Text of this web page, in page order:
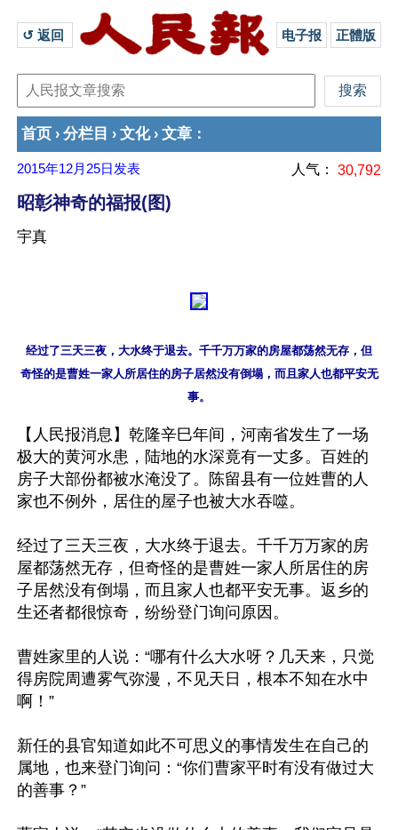
↺ 返回 电子报 正體版
首页 › 分栏目 › 文化› 文章 ：
2015年12月25日 发表 人气： 30,792
昭彰神奇的福报(图)
宇真
经过了三天三夜，大水终于退去。千千万万家的房屋都荡然无存，但
奇怪的是曹姓一家人所居住的房子居然没有倒塌，而且家人也都平安无
【人民报消息】乾隆辛巳年间，河南省发生了一场
极大的黄河水患，陆地的水深竟有一丈多。百姓的
房子大部份都被水淹没了。陈留县有一位姓曹的人
家也不例外，居住的屋子也被大水吞噬。
经过了三天三夜，大水终于退去。千千万万家的房
屋都荡然无存，但奇怪的是曹姓一家人所居住的房
子居然没有倒塌，而且家人也都平安无事。返乡的
生还者都很惊奇，纷纷登门询问原因。
曹姓家里的人说：“哪有什么大水呀？几天来，只觉
得房院周遭雾气弥漫，不见天日，根本不知在水中
啊！”
新任的县官知道如此不可思义的事情发生在自己的
属地，也来登门询问：“你们曹家平时有没有做过大
的善事？”